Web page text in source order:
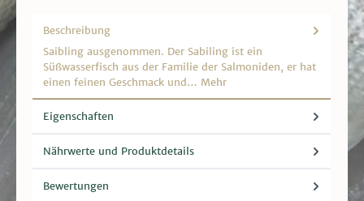
Beschreibung
Saibling ausgenommen. Der Sabiling ist ein
Süßwasserfisch aus der Familie der Salmoniden, er hat
einen feinen Geschmack und… Mehr
Eigenschaften
Nährwerte und Produktdetails
Bewertungen